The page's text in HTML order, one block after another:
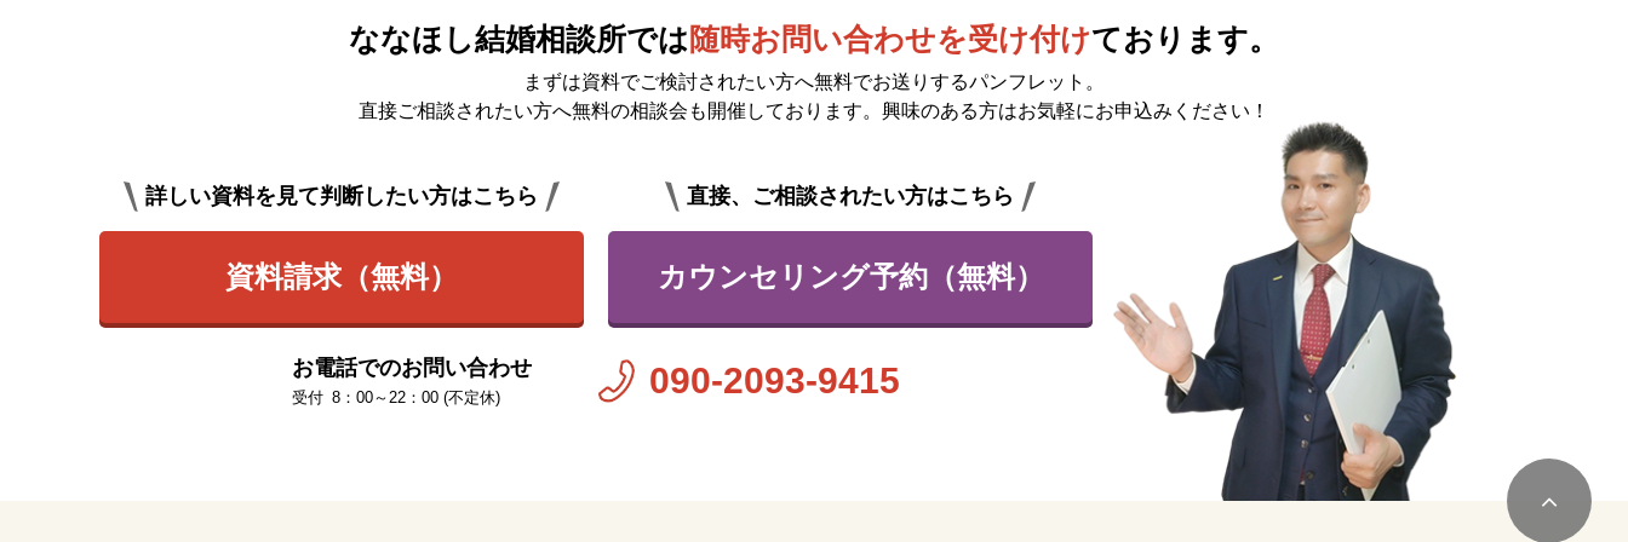
ななほし結婚相談所では 随時お問い合わせを受け付けております。
まずは資料でご検討されたい方へ無料でお送りするパンフレット。
直接ご相談されたい方へ無料の相談会も開催しております。興味のある方はお気軽にお申込みください！
詳しい資料を見て判断したい方はこちら
資料請求（無料）
直接、ご相談されたい方はこちら
カウンセリング予約（無料）
お電話でのお問い合わせ
8：00～22：00 (不定休) 090-2093-9415